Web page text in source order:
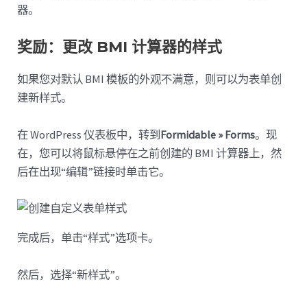
器。
奖励：更改 BMI 计算器的样式
如果您对默认 BMI 模板的外观不满意，则可以为表单创
建新样式。
在 WordPress 仪表板中，转到Formidable » Forms。现
在，您可以将鼠标悬停在之前创建的 BMI 计算器上，然
后在出现“编辑”链接时单击它。
完成后，单击“样式”选项卡。
然后，选择“新样式”。